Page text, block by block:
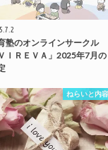
塾のオンラインサークル
ＶＩＲＥＶＡ」2025年7月の
ねらいと内容